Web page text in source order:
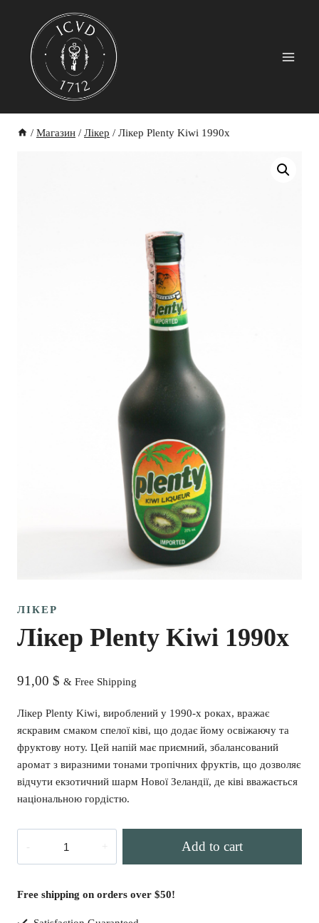
/ Магазин / Лікер / Лікер Plenty Kiwi 1990х
ЛІКЕР
Лікер Plenty Kiwi 1990х
91,00 $ & Free Shipping
Лікер Plenty Kiwi, вироблений у 1990-х роках, вражає
яскравим смаком спелої ківі, що додає йому освіжаючу та
фруктову ноту. Цей напій має приємний, збалансований
аромат з виразними тонами тропічних фруктів, що дозволяє
відчути екзотичний шарм Нової Зеландії, де ківі вважається
національною гордістю.
1990х
Add to cart
Free shipping on orders over $50!